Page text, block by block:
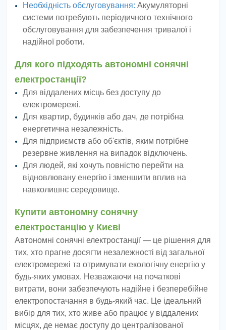
Необхідність обслуговування: Акумуляторні
системи потребують періодичного технічного
обслуговування для забезпечення тривалої і
надійної роботи.
Для кого підходять автономні сонячні
електростанції?
Для віддалених місць без доступу до
електромережі.
Для квартир, будинків або дач, де потрібна
енергетична незалежність.
Для підприємств або об'єктів, яким потрібне
резервне живлення на випадок відключень.
Для людей, які хочуть повністю перейти на
відновлювану енергію і зменшити вплив на
навколишнє середовище.
Купити автономну сонячну
електростанцію у Києві
Автономні сонячні електростанції — це рішення для
тих, хто прагне досягти незалежності від загальної
електромережі та отримувати екологічну енергію у
будь-яких умовах. Незважаючи на початкові
витрати, вони забезпечують надійне і безперебійне
електропостачання в будь-який час. Це ідеальний
вибір для тих, хто живе або працює у віддалених
місцях, де немає доступу до централізованої